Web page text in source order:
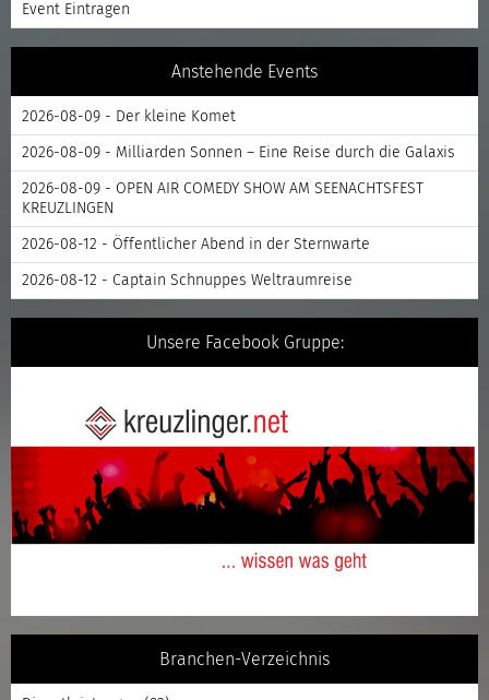
Event Eintragen
Anstehende Events
2026-08-09 - Der kleine Komet
2026-08-09 - Milliarden Sonnen – Eine Reise durch die Galaxis
2026-08-09 - OPEN AIR COMEDY SHOW AM SEENACHTSFEST
KREUZLINGEN
2026-08-12 - Öffentlicher Abend in der Sternwarte
2026-08-12 - Captain Schnuppes Weltraumreise
Unsere Facebook Gruppe:
Branchen-Verzeichnis